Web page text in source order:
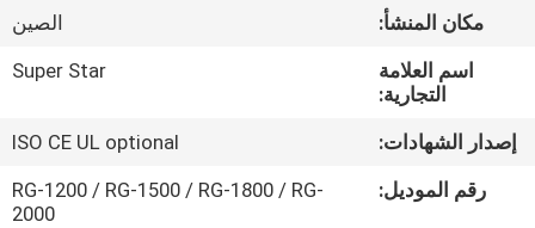
أشرطة
فيديو
معلومات
مكان المنشأ:
الصين
اسم العلامة
التجارية:
Super Star
إصدار الشهادات:
ISO CE UL optional
رقم الموديل:
RG-1200 / RG-1500 / RG-1800 / RG-
2000